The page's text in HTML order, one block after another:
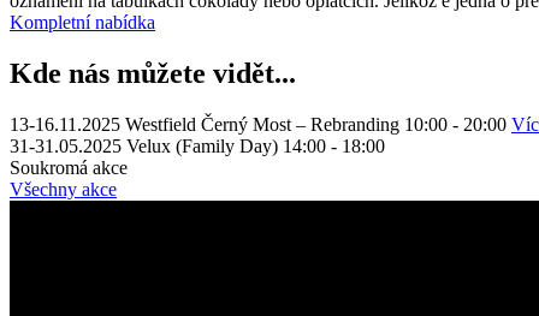
Kompletní nabídka
Kde nás můžete vidět...
13-16.11.2025 Westfield Černý Most – Rebranding 10:00 - 20:00
31-31.05.2025 Velux (Family Day) 14:00 - 18:00
Soukromá akce
Všechny akce